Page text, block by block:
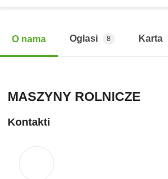
O nama Oglasi 8 Karta
MASZYNY ROLNICZE
Kontakti